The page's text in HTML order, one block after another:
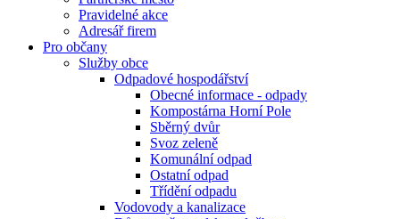
Pravidelné akce
Adresář firem
Pro občany
Služby obce
Odpadové hospodářství
Obecné informace - odpady
Kompostárna Horní Pole
Sběrný dvůr
Svoz zeleně
Komunální odpad
Ostatní odpad
Třídění odpadu
Vodovody a kanalizace